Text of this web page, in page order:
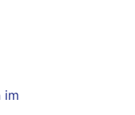
im